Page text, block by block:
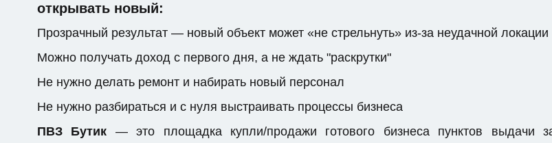
открывать новый:
Прозрачный результат — новый объект может «не стрельнуть» из-за неудачной локации
Можно получать доход с первого дня, а не ждать "раскрутки"
Не нужно делать ремонт и набирать новый персонал
Не нужно разбираться и с нуля выстраивать процессы бизнеса
ПВЗ Бутик — это площадка купли/продажи готового бизнеса пунктов выдачи